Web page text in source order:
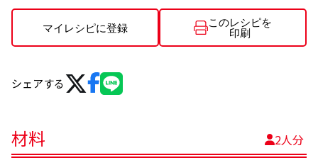
マイレシピに登録
このレシピを
印刷
シェアする
材料 2人分